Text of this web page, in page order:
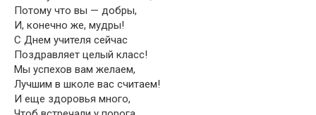
Потому что вы — добры,
И, конечно же, мудры!
С Днем учителя сейчас
Поздравляет целый класс!
Мы успехов вам желаем,
Лучшим в школе вас считаем!
И еще здоровья много,